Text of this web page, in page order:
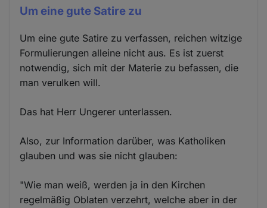
Um eine gute Satire zu
Um eine gute Satire zu verfassen, reichen witzige
Formulierungen alleine nicht aus. Es ist zuerst
notwendig, sich mit der Materie zu befassen, die
man verulken will.
Das hat Herr Ungerer unterlassen.
Also, zur Information darüber, was Katholiken
glauben und was sie nicht glauben:
"Wie man weiß, werden ja in den Kirchen
regelmäßig Oblaten verzehrt, welche aber in der